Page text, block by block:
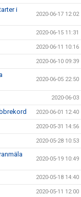
i
2020-06-17 12:02
2020-06-15 11:31
2020-06-11 10:16
2020-06-10 09:39
2020-06-05 22:50
2020-06-03
2020-06-01 12:40
2020-05-31 14:56
2020-05-28 10:53
2020-05-19 10:49
2020-05-18 14:40
2020-05-11 12:00